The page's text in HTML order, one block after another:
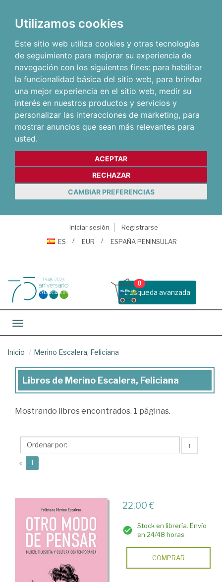
Utilizamos cookies
Este sitio web utiliza cookies y otras tecnologías
de seguimiento para mejorar su experiencia de
navegación con los siguientes fines: para habilitar
la funcionalidad básica del sitio web, para brindar
una mejor experiencia en el sitio web, medir su
interés en nuestros productos y servicios y
personalizar las interacciones de marketing, para
mostrar anuncios que sean más relevantes para
usted.
ACEPTAR
RECHAZAR
CAMBIAR PREFERENCIAS
Iniciar sesión
Registrarse
ES
EUR ESPAÑA PENINSULAR
Busqueda avanzada
0
Toggle navigation
Inicio Merino Escalera, Feliciana
Libros
Merino
Feliciana
Libros de Merino Escalera, Feliciana
Mostrando libros encontrados. 1 páginas.
↑
« 1
22,00 €
Stock en librería. Envío
en 24/48 horas
COMPRAR